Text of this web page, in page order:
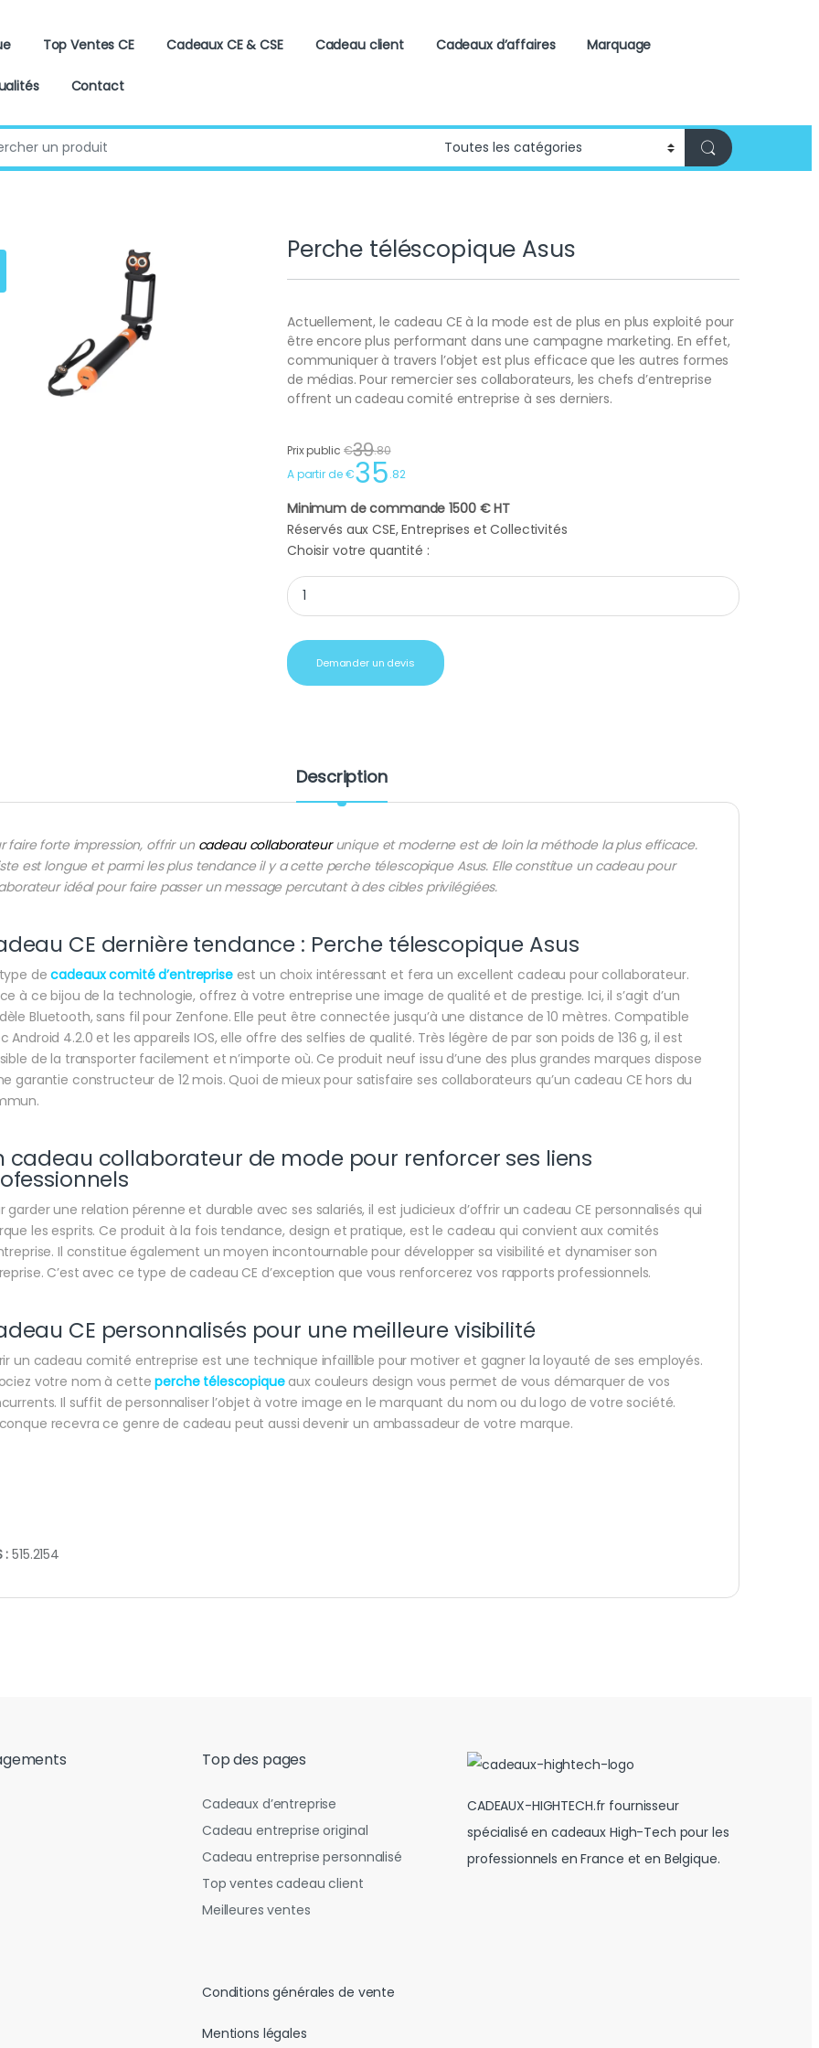
Top Ventes CE Cadeaux CE & CSE Cadeau client Cadeaux d’affaires Marquage
Contact
Perche téléscopique Asus
Actuellement, le cadeau CE à la mode est de plus en plus exploité pour
être encore plus performant dans une campagne marketing. En effet,
communiquer à travers l’objet est plus efficace que les autres formes
de médias. Pour remercier ses collaborateurs, les chefs d’entreprise
offrent un cadeau comité entreprise à ses derniers.
Prix public €39.80
A partir de €35.82
Minimum de commande 1500 € HT
Réservés aux CSE, Entreprises et Collectivités
Choisir votre quantité :
Perche téléscopique Asus quantity
Demander un devis
Description
faire forte impression, offrir un cadeau collaborateurunique et moderne est de loin la méthode la plus efficace.
est longue et parmi les plus tendance il y a cette perche télescopique Asus. Elle constitue un cadeau pour
idéal pour faire passer un message percutant à des cibles privilégiées.
CE dernière tendance : Perche télescopique Asus
de cadeaux comité d’entrepriseest un choix intéressant et fera un excellent cadeau pour collaborateur.
à ce bijou de la technologie, offrez à votre entreprise une image de qualité et de prestige. Ici, il s’agit d’un
Bluetooth, sans fil pour Zenfone. Elle peut être connectée jusqu’à une distance de 10 mètres. Compatible
Android 4.2.0 et les appareils IOS, elle offre des selfies de qualité. Très légère de par son poids de 136 g, il est
de la transporter facilement et n’importe où. Ce produit neuf issu d’une des plus grandes marques dispose
garantie constructeur de 12 mois. Quoi de mieux pour satisfaire ses collaborateurs qu’un cadeau CE hors du
cadeau collaborateur de mode pour renforcer ses liens
garder une relation pérenne et durable avec ses salariés, il est judicieux d’offrir un cadeau CE personnalisés qui
les esprits. Ce produit à la fois tendance, design et pratique, est le cadeau qui convient aux comités
Il constitue également un moyen incontournable pour développer sa visibilité et dynamiser son
C’est avec ce type de cadeau CE d’exception que vous renforcerez vos rapports professionnels.
CE personnalisés pour une meilleure visibilité
un cadeau comité entreprise est une technique infaillible pour motiver et gagner la loyauté de ses employés.
votre nom à cetteperche télescopiqueaux couleurs design vous permet de vous démarquer de vos
Il suffit de personnaliser l’objet à votre image en le marquant du nom ou du logo de votre société.
recevra ce genre de cadeau peut aussi devenir un ambassadeur de votre marque.
:515.2154
Top des pages
Cadeaux d’entreprise
Cadeau entreprise original
Cadeau entreprise personnalisé
Top ventes cadeau client
Meilleures ventes
Conditions générales de vente
Mentions légales
CADEAUX-HIGHTECH.fr fournisseur
spécialisé en cadeaux High-Tech pour les
professionnels en France et en Belgique.